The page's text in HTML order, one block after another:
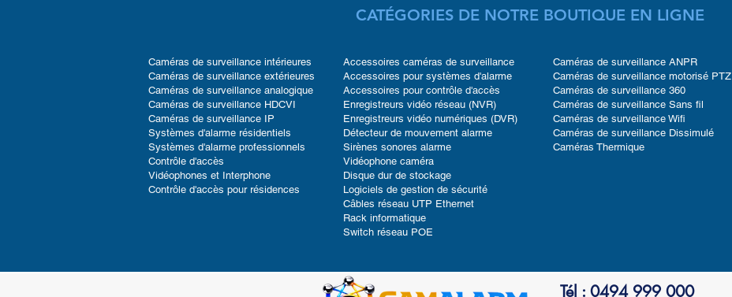
CATÉGORIES DE NOTRE BOUTIQUE EN LIGNE
Caméras de surveillance intérieures
Caméras de surveillance extérieures
Caméras de surveillance analogique
Caméras de surveillance HDCVI
Caméras de surveillance IP
Systèmes d'alarme résidentiels
Systèmes d'alarme professionnels
Contrôle d'accès
Vidéophones et Interphone
Contrôle d'accès pour résidences
Accessoires caméras de surveillance
Accessoires pour systèmes d'alarme
Accessoires pour contrôle d'accès
Enregistreurs vidéo réseau (NVR)
Enregistreurs vidéo numériques (DVR)
Détecteur de mouvement alarme
Sirènes sonores alarme
Vidéophone caméra
Disque dur de stockage
Logiciels de gestion de sécurité
Câbles réseau UTP Ethernet
Rack informatique
Switch réseau POE
Caméras de surveillance ANPR
Caméras de surveillance motorisé PTZ
Caméras de surveillance 360
Caméras de surveillance Sans fil
Caméras de surveillance Wifi
Caméras de surveillance Dissimulé
Caméras Thermique
Tél : 0494 999 000